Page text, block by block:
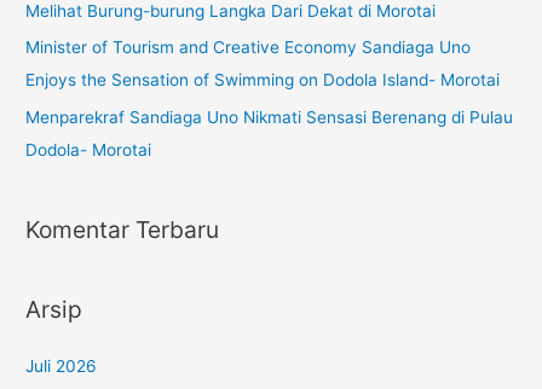
Melihat Burung-burung Langka Dari Dekat di Morotai
Minister of Tourism and Creative Economy Sandiaga Uno
Enjoys the Sensation of Swimming on Dodola Island- Morotai
Menparekraf Sandiaga Uno Nikmati Sensasi Berenang di Pulau
Dodola- Morotai
Komentar Terbaru
Arsip
Juli 2026